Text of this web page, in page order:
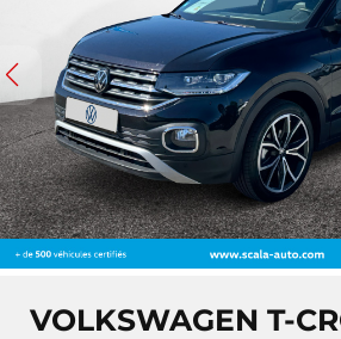
VOLKSWAGEN T-